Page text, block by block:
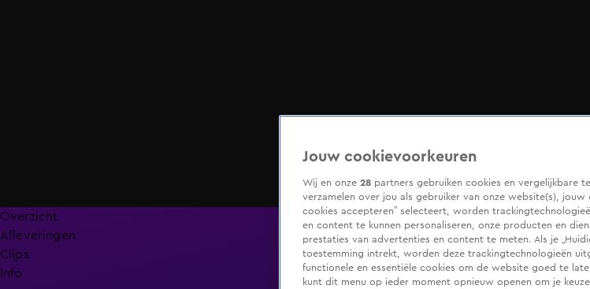
Overzicht
Afleveringen
Clips
Info
Jouw cookievoorkeuren
Wij en onze 28 partners gebruiken cookies en vergelijkbare
verzamelen over jou als gebruiker van onze website(s), jouw
cookies accepteren” selecteert, worden
en content te kunnen personaliseren, onze producten en
prestaties van advertenties en content te meten. Als je
toestemming intrekt, worden deze trackingtechnologieën
functionele en essentiële cookies om de website goed te
kunt dit menu op ieder moment opnieuw openen om je